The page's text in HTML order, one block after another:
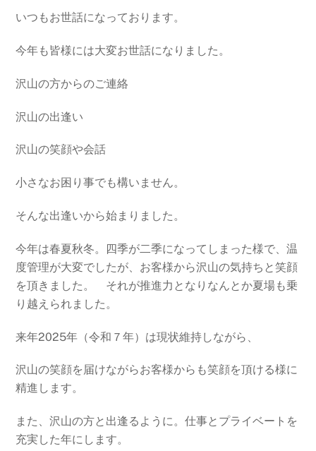
いつもお世話になっております。
今年も皆様には大変お世話になりました。
沢山の方からのご連絡
沢山の出逢い
沢山の笑顔や会話
小さなお困り事でも構いません。
そんな出逢いから始まりました。
今年は春夏秋冬。四季が二季になってしまった様で、温
度管理が大変でしたが、お客様から沢山の気持ちと笑顔
を頂きました。 それが推進力となりなんとか夏場も乗
り越えられました。
来年2025年（令和７年）は現状維持しながら、
沢山の笑顔を届けながらお客様からも笑顔を頂ける様に
精進します。
また、沢山の方と出逢るように。仕事とプライベートを
充実した年にします。